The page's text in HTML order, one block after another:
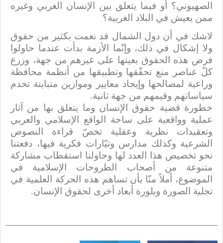
الصهيوني؟ أو فيما يتعلق بين الإنسان الغربي وغيره
ممن يعيش في البلاد الغربية؟
لاشك في أن دول الشمال قد نعمت بكثير من حقوق
ولا إشكال في ذلك، وإنّما الأزمة بدأت عندما حاولوا
فرض هذه الحقوق بعينها على غيرهم من جهة، وزرع
كلّ عناصر منع تحقّقها وتطبيقها من أنظمة محافظة
وراعية لمصالحها وإيجاد معايير وموازين متباينة تخدم
سياساتهم وقيمهم من جهة ثانية.
خطورة قضية حقوق الإنسان وما يتعلق بها من آثار
عملية وواقعية على ساحة الواقع الإسلامي والعربي
وتعقيدات نظرية وعقلية تخصّ قراءة النصوص
الشرعية وكذلك مدارس وتيّارات فكرية فيها، دفعتنا
نحو تخصيص هذا العدد لها وحاولنا استقطاب مشاركة
متنوعة من أصحاب الطروحات الإسلامية في
الموضوع، أملاً منّا بأن تساهم هذه الحركة العلمية في
تجلية الصورة وبلورة أبعاد أخرى لحقوق الإنسان.